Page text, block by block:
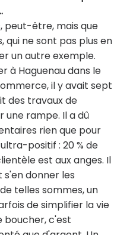
peut-être, mais que
qui ne sont pas plus en
un autre exemple.
à Haguenau dans le
il y avait sept
des travaux de
une rampe. Il a dû
rien que pour
positif : 20 % de
est aux anges. Il
s'en donner les
telles sommes, un
de simplifier la vie
boucher, c'est